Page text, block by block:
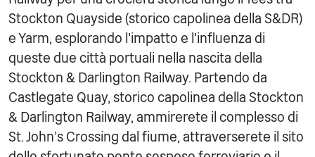
Stockton Quayside (storico capolinea della S&DR)
e Yarm, esplorando l'impatto e l'influenza di
queste due città portuali nella nascita della
Stockton & Darlington Railway. Partendo da
Castlegate Quay, storico capolinea della Stockton
& Darlington Railway, ammirerete il complesso di
St. John's Crossing dal fiume, attraverserete il sito